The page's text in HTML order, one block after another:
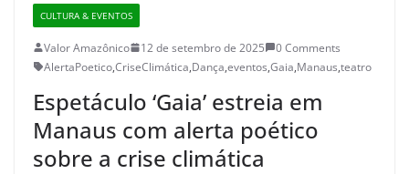
CULTURA & EVENTOS
Valor Amazônico 12 de setembro de 2025
0 Comments
AlertaPoetico,CriseClimática,Dança,eventos,Gaia,Manaus,teatro
Espetáculo ‘Gaia’ estreia em
Manaus com alerta poético
sobre a crise climática